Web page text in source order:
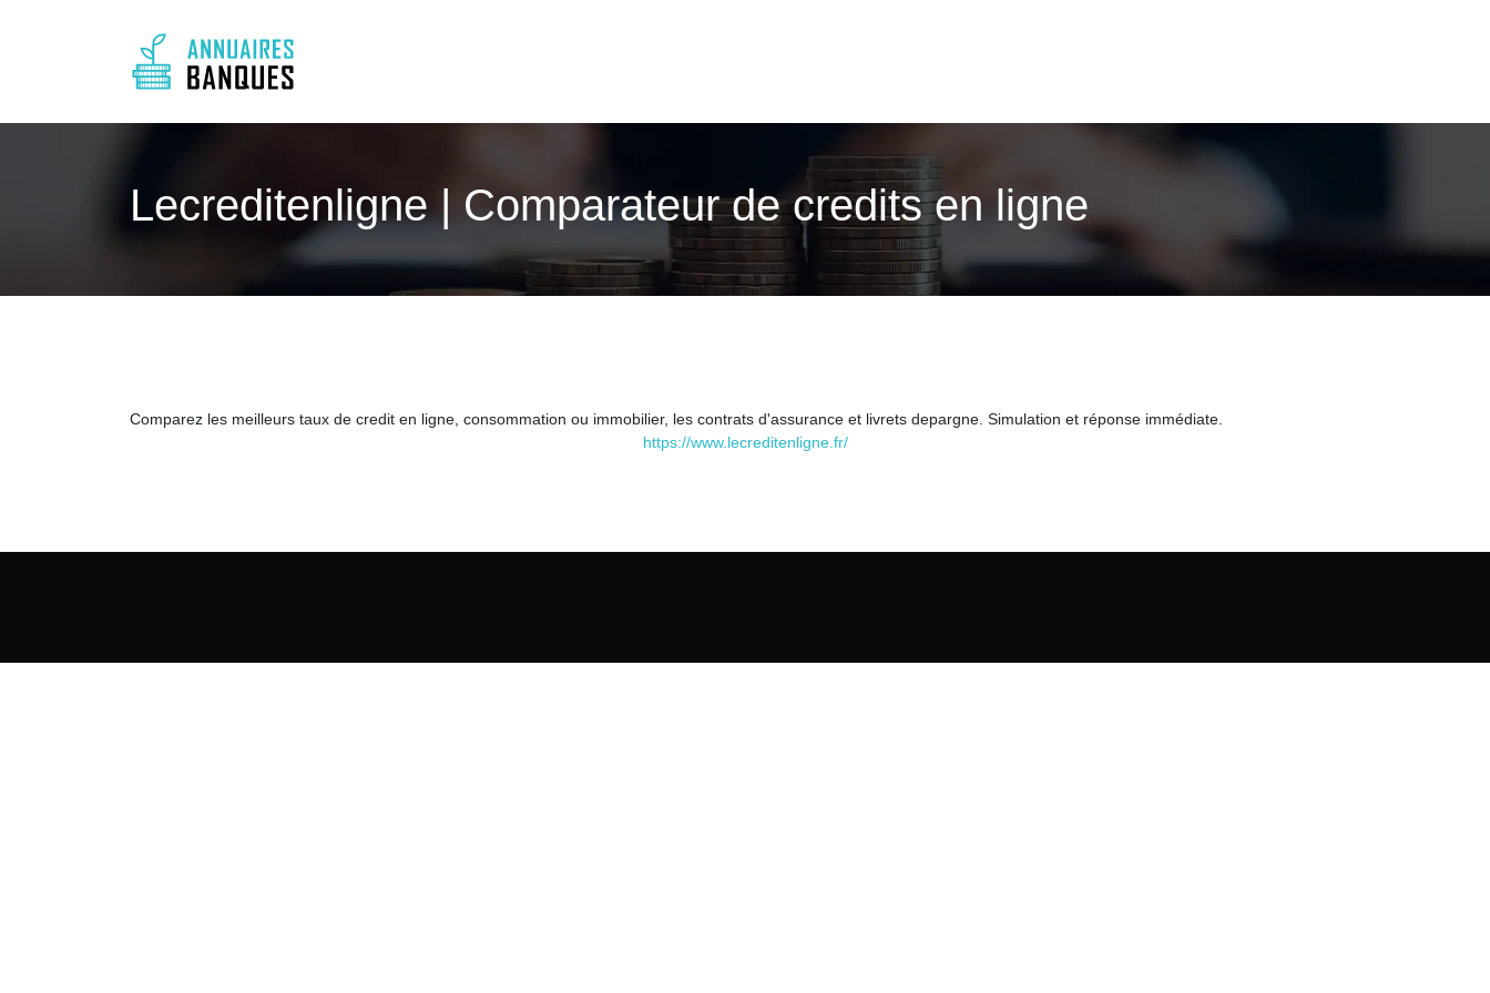
Lecreditenligne | Comparateur de credits en ligne
Comparez les meilleurs taux de credit en ligne, consommation ou immobilier, les contrats d'assurance et livrets depargne. Simulation et réponse immédiate.
https://www.lecreditenligne.fr/